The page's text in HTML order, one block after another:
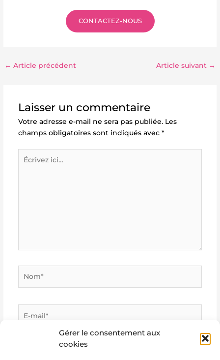
Gérer le consentement aux
cookies
CONTACTEZ-NOUS
← Article précédent Article suivant →
Laisser un commentaire
Votre adresse e-mail ne sera pas publiée. Les
champs obligatoires sont indiqués avec *
mail*